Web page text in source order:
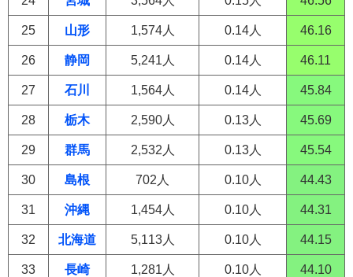
25 山形 1,574人 0.14人 46.16
26 静岡 5,241人 0.14人 46.11
27 石川 1,564人 0.14人 45.84
28 栃木 2,590人 0.13人 45.69
29 群馬 2,532人 0.13人 45.54
30 島根 702人 0.10人 44.43
31 沖縄 1,454人 0.10人 44.31
32 北海道 5,113人 0.10人 44.15
33 長崎 1,281人 0.10人 44.10